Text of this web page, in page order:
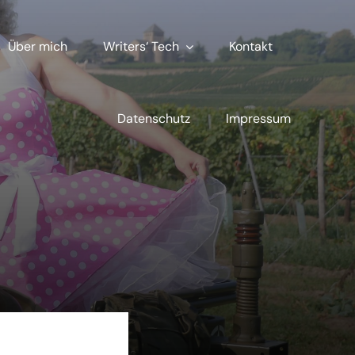
Über mich Writers‘ Tech Kontakt
Datenschutz Impressum